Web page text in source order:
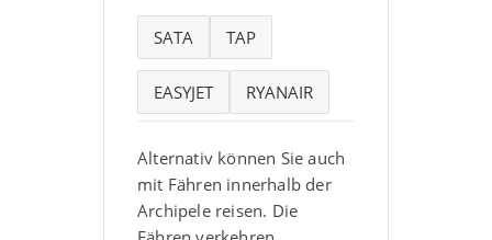
SATA TAP
EASYJET RYANAIR
Alternativ können Sie auch
mit Fähren innerhalb der
Archipele reisen. Die